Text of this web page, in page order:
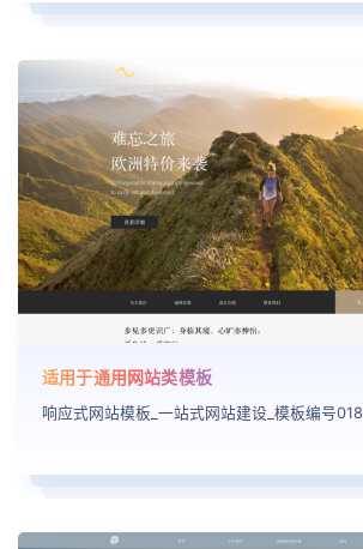
适用于通用网站类模板
响应式网站模板_一站式网站建设_模板编号018